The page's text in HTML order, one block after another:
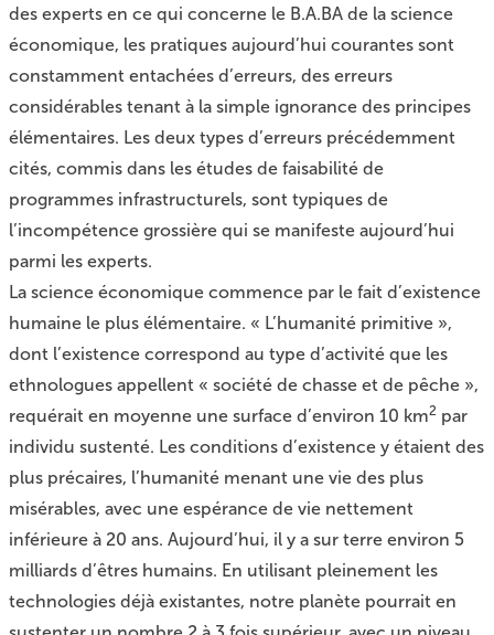
des experts en ce qui concerne le B.A.BA de la science
économique, les pratiques aujourd’hui courantes sont
constamment entachées d’erreurs, des erreurs
considérables tenant à la simple ignorance des principes
élémentaires. Les deux types d’erreurs précédemment
cités, commis dans les études de faisabilité de
programmes infrastructurels, sont typiques de
l’incompétence grossière qui se manifeste aujourd’hui
parmi les experts.
La science économique commence par le fait d’existence
humaine le plus élémentaire. « L’humanité primitive »,
dont l’existence correspond au type d’activité que les
ethnologues appellent « société de chasse et de pêche »,
requérait en moyenne une surface d’environ 10 km2 par
individu sustenté. Les conditions d’existence y étaient des
plus précaires, l’humanité menant une vie des plus
misérables, avec une espérance de vie nettement
inférieure à 20 ans. Aujourd’hui, il y a sur terre environ 5
milliards d’êtres humains. En utilisant pleinement les
technologies déjà existantes, notre planète pourrait en